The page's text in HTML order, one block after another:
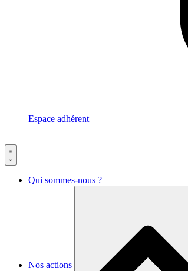
Espace adhérent
Qui sommes-nous ?
Nos actions